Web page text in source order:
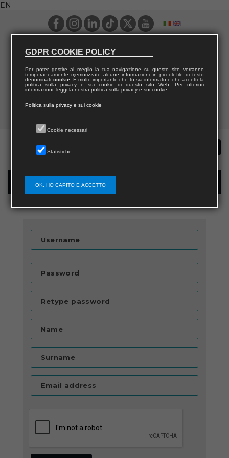
EN
New user registration
Username
Password
Retype password
Name
Surname
Email address
GDPR COOKIE POLICY
Per poter gestire al meglio la tua navigazione su questo sito verranno
temporaneamente memorizzate alcune informazioni in piccoli file di testo
denominati cookie. È molto importante che tu sia informato e che accetti la
politica sulla privacy e sui cookie di questo sito Web. Per ulteriori
informazioni, leggi la nostra politica sulla privacy e sui cookie.
Politica sulla privacy e sui cookie
Cookie necessari
Statistiche
OK, HO CAPITO E ACCETTO